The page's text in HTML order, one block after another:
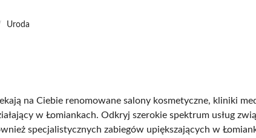
Uroda
na Ciebie renomowane salony kosmetyczne, kliniki
w Łomiankach. Odkryj szerokie spektrum usług
specjalistycznych zabiegów upiększających w